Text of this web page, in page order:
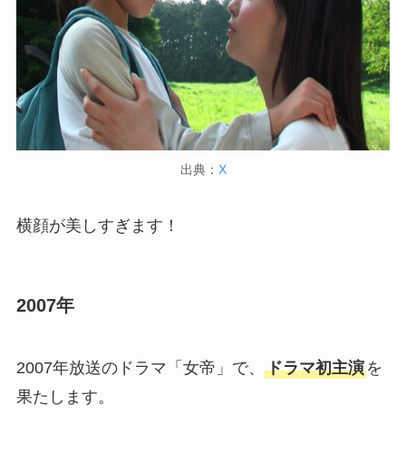
出典： X
横顔が美しすぎます！
2007年
2007年放送のドラマ「女帝」で、 ドラマ初主演を
果たします。